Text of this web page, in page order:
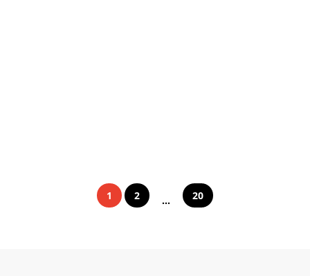
1 2 ... 20